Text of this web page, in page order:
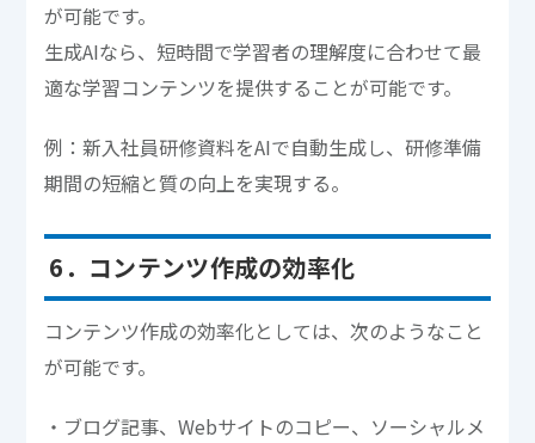
が可能です。
生成AIなら、短時間で学習者の理解度に合わせて最
適な学習コンテンツを提供することが可能です。
例：新入社員研修資料をAIで自動生成し、研修準備
期間の短縮と質の向上を実現する。
6．コンテンツ作成の効率化
コンテンツ作成の効率化としては、次のようなこと
が可能です。
・ブログ記事、Webサイトのコピー、ソーシャルメ